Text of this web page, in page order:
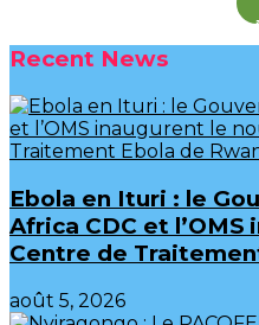
Recent News
Ebola en Ituri : le
Africa CDC et
Centre de
août 5, 2026